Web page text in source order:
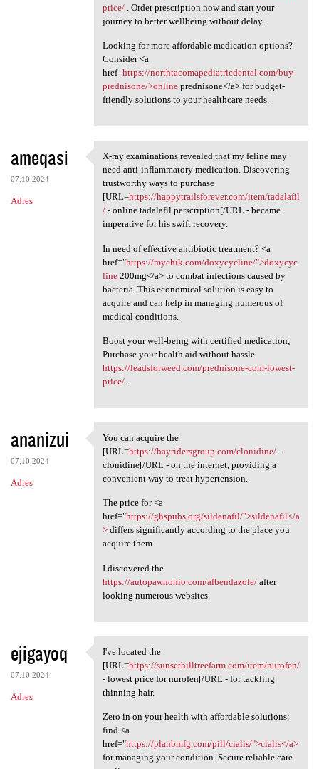
price/. Order prescription now and start your
journey to better wellbeing without delay.
Looking for more affordable medication options?
Consider <a
href=https://northtacomapediatricdental.com/buy-
prednisone/>onlineprednisone</a> for budget-
friendly solutions to your healthcare needs.
ameqasi
07.10.2024
Adres
X-ray examinations revealed
X-ray examinations revealed that my feline may
need anti-inflammatory medication. Discovering
trustworthy ways to purchase
[URL=https://happytrailsforever.com/item/tadalafil
/- online tadalafil perscription[/URL - became
imperative for his swift recovery.
In need of effective antibiotic treatment? <a
href="https://mychik.com/doxycycline/">doxycyc
line200mg</a> to combat infections caused by
bacteria. This economical solution is easy to
acquire and can help in managing numerous of
medical conditions.
Boost your well-being with certified medication;
Purchase your health aid without hassle
https://leadsforweed.com/prednisone-com-lowest-
price/.
ananizui
07.10.2024
Adres
You can acquire the [URL
You can acquire the
[URL=https://bayridersgroup.com/clonidine/-
clonidine[/URL - on the internet, providing a
convenient way to treat hypertension.
The price for <a
href="https://ghspubs.org/sildenafil/">sildenafil</a
>differs significantly according to the place you
acquire them.
I discovered the
https://autopawnohio.com/albendazole/after
looking numerous websites.
ejigayoq
07.10.2024
Adres
I've located the [URL=https:/
I've located the
[URL=https://sunsethilltreefarm.com/item/nurofen/
- lowest price for nurofen[/URL - for tackling
thinning hair.
Zero in on your health with affordable solutions;
find <a
href="https://planbmfg.com/pill/cialis/">cialis</a>
for managing your condition. Secure reliable care